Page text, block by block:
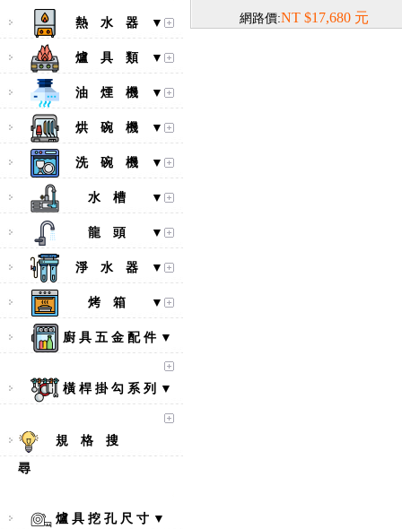
熱 水 器 ▼
爐 具 類 ▼
油 煙 機 ▼
烘 碗 機 ▼
洗 碗 機 ▼
水 槽 ▼
龍 頭 ▼
淨 水 器 ▼
烤 箱 ▼
廚 具 五 金 配 件 ▼
橫 桿 掛 勾 系 列 ▼
規 格 搜
尋
爐 具 挖 孔 尺 寸 ▼
網路價:NT $17,680 元